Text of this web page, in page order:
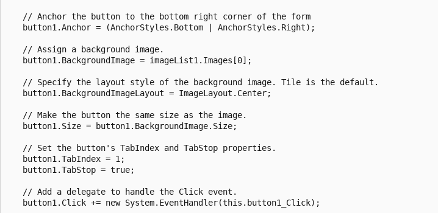
   // Anchor the button to the bottom right corner of the form
   button1.Anchor = (AnchorStyles.Bottom | AnchorStyles.Right);
   // Assign a background image.
   button1.BackgroundImage = imageList1.Images[0];
   // Specify the layout style of the background image. Tile is the default.
   button1.BackgroundImageLayout = ImageLayout.Center;
   // Make the button the same size as the image.
   button1.Size = button1.BackgroundImage.Size;
   // Set the button's TabIndex and TabStop properties.
   button1.TabIndex = 1;
   button1.TabStop = true;
   // Add a delegate to handle the Click event.
   button1.Click += new System.EventHandler(this.button1_Click);